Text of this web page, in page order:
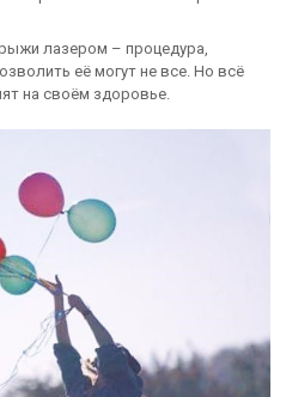
лазером – процедура,
её могут не все. Но всё
на своём здоровье.